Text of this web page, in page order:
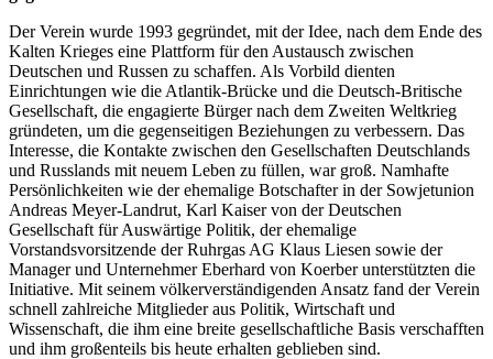
Der Verein wurde 1993 gegründet, mit der Idee, nach dem Ende des
Kalten Krieges eine Plattform für den Austausch zwischen
Deutschen und Russen zu schaffen. Als Vorbild dienten
Einrichtungen wie die Atlantik-Brücke und die Deutsch-Britische
Gesellschaft, die engagierte Bürger nach dem Zweiten Weltkrieg
gründeten, um die gegenseitigen Beziehungen zu verbessern. Das
Interesse, die Kontakte zwischen den Gesellschaften Deutschlands
und Russlands mit neuem Leben zu füllen, war groß. Namhafte
Persönlichkeiten wie der ehemalige Botschafter in der Sowjetunion
Andreas Meyer-Landrut, Karl Kaiser von der Deutschen
Gesellschaft für Auswärtige Politik, der ehemalige
Vorstandsvorsitzende der Ruhrgas AG Klaus Liesen sowie der
Manager und Unternehmer Eberhard von Koerber unterstützten die
Initiative. Mit seinem völkerverständigenden Ansatz fand der Verein
schnell zahlreiche Mitglieder aus Politik, Wirtschaft und
Wissenschaft, die ihm eine breite gesellschaftliche Basis verschafften
und ihm großenteils bis heute erhalten geblieben sind.